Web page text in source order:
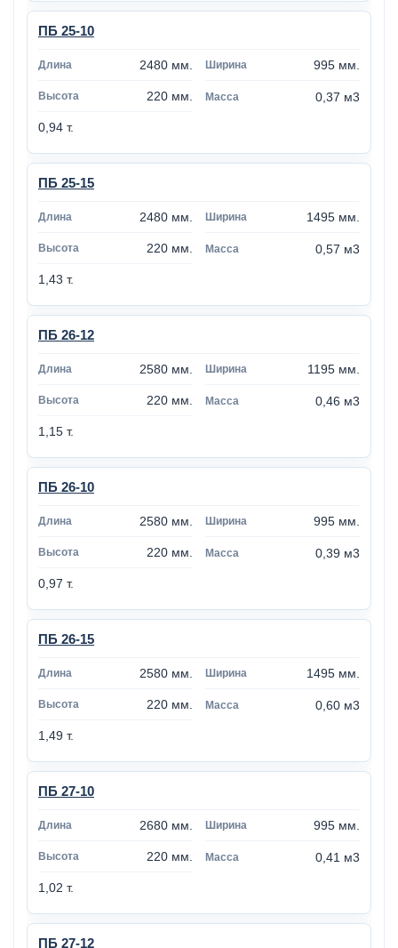
ПБ 25-10
2480 мм. 995 мм.
220 мм. 0,37 м3
0,94 т.
ПБ 25-15
2480 мм. 1495 мм.
220 мм. 0,57 м3
1,43 т.
ПБ 26-12
2580 мм. 1195 мм.
220 мм. 0,46 м3
1,15 т.
ПБ 26-10
2580 мм. 995 мм.
220 мм. 0,39 м3
0,97 т.
ПБ 26-15
2580 мм. 1495 мм.
220 мм. 0,60 м3
1,49 т.
ПБ 27-10
2680 мм. 995 мм.
220 мм. 0,41 м3
1,02 т.
ПБ 27-12